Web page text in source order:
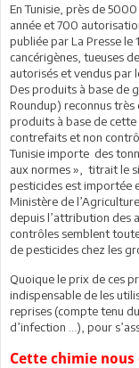
En Tunisie, près de
année et 700
publiée par La Presse le
cancérigènes, tueuses
autorisés et vendus par
Des produits à base de
Roundup) reconnus très
produits à base de cette
contrefaits et non
Tunisie importe des
aux normes », titrait le
pesticides est importée
Ministère de
depuis l’attribution des
contrôles semblent
de pesticides chez les
Quoique le prix de ces
indispensable de les
reprises (compte tenu
d’infection …), pour
Cette chimie